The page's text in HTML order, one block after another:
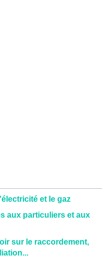
et le gaz
aux particuliers et aux
sur le raccordement,